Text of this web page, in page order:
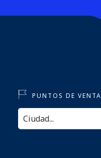
PUNTOS DE VENTA